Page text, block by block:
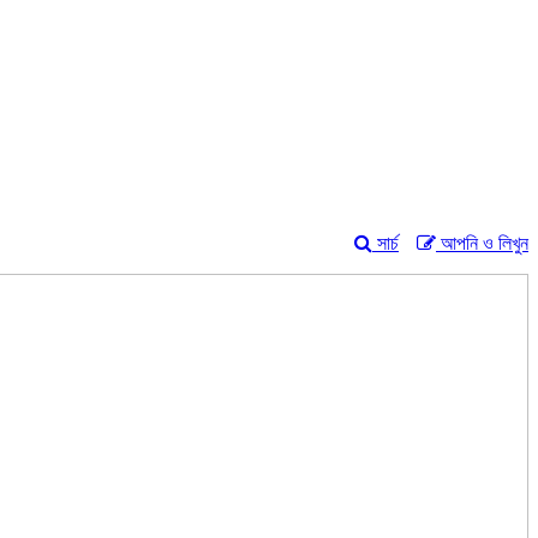
আপনি ও লিখুন
সার্চ